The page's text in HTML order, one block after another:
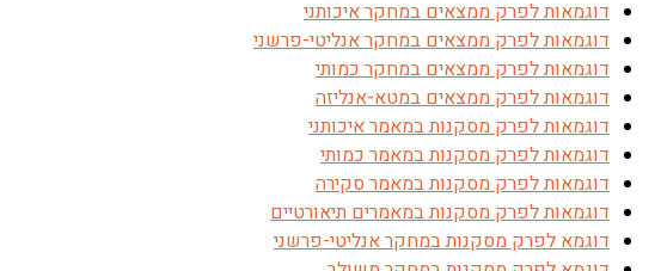
דוגמאות לפרק ממצאים במחקר איכותני
דוגמאות לפרק ממצאים במחקר אנליטי-פרשני
דוגמאות לפרק ממצאים במחקר כמותי
דוגמאות לפרק ממצאים במטא-אנליזה
דוגמאות לפרק מסקנות במאמר איכותני
דוגמאות לפרק מסקנות במאמר כמותי
דוגמאות לפרק מסקנות במאמר סקירה
דוגמאות לפרק מסקנות במאמרים תיאורטיים
דוגמא לפרק מסקנות במחקר אנליטי-פרשני